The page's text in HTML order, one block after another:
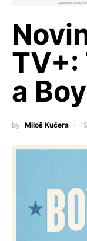
TV+:
a
by Miloš Kučera